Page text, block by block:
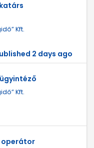
Kft.
2 days ago
Kft.
operátor